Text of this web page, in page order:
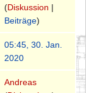
(Diskussion |
Beiträge)
05:45, 30. Jan.
2020
Andreas